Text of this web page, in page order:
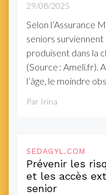
29/08/2025
Selon l’Assurance
seniors
produisent dans la
(Source : Ameli.fr).
l’âge, le moindre
Par Irina
SEDAGYL.COM
Prévenir les
et les accès
senior